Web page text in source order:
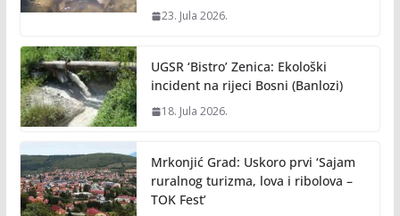
23. Jula 2026.
UGSR ‘Bistro’ Zenica: Ekološki
incident na rijeci Bosni (Banlozi)
18. Jula 2026.
Mrkonjić Grad: Uskoro prvi ‘Sajam
ruralnog turizma, lova i ribolova –
TOK Fest’